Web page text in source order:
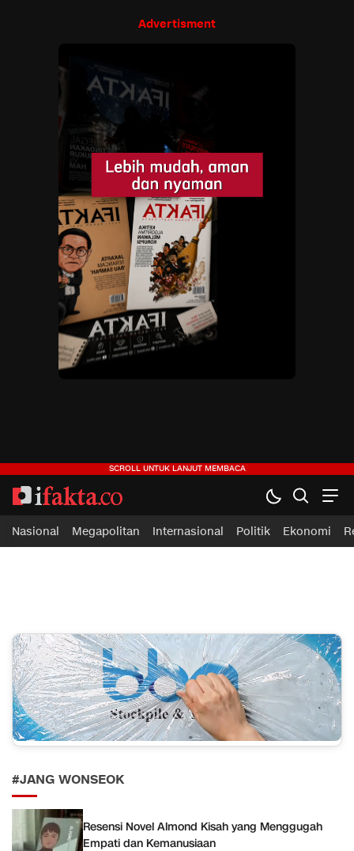
Advertisment
ifakta.co
#pastibenar
Nasional Megapolitan Internasional Politik Ekonomi
#JANG WONSEOK
Resensi Novel Almond Kisah yang Menggugah
Empati dan Kemanusiaan